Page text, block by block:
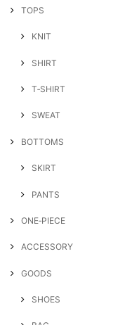
TOPS
KNIT
SHIRT
T‐SHIRT
SWEAT
BOTTOMS
SKIRT
PANTS
ONE‐PIECE
ACCESSORY
GOODS
SHOES